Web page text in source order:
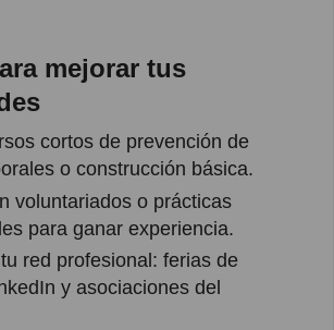
mejorar tus
cortos de prevención de
o construcción básica.
voluntariados o prácticas
para ganar experiencia.
red profesional: ferias de
y asociaciones del